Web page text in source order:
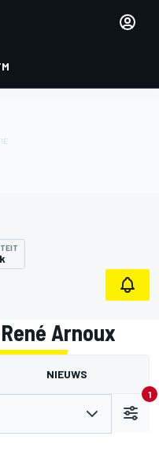
Arnoux
NIEUWS
1